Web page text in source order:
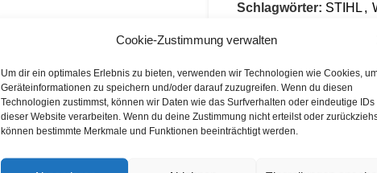
Cookie-Zustimmung verwalten
Um dir ein optimales Erlebnis zu bieten, verwenden wir Technologien wie Cookies,
Geräteinformationen zu speichern und/oder darauf zuzugreifen. Wenn du diesen
Technologien zustimmst, können wir Daten wie das Surfverhalten oder eindeutige IDs
dieser Website verarbeiten. Wenn du deine Zustimmung nicht erteilst oder
können bestimmte Merkmale und Funktionen beeinträchtigt werden.
Dank des2″-
eines einfachen
Außenbereichen.
Eigenschaften &
Schlagwörter: STIHL ,
Marke: